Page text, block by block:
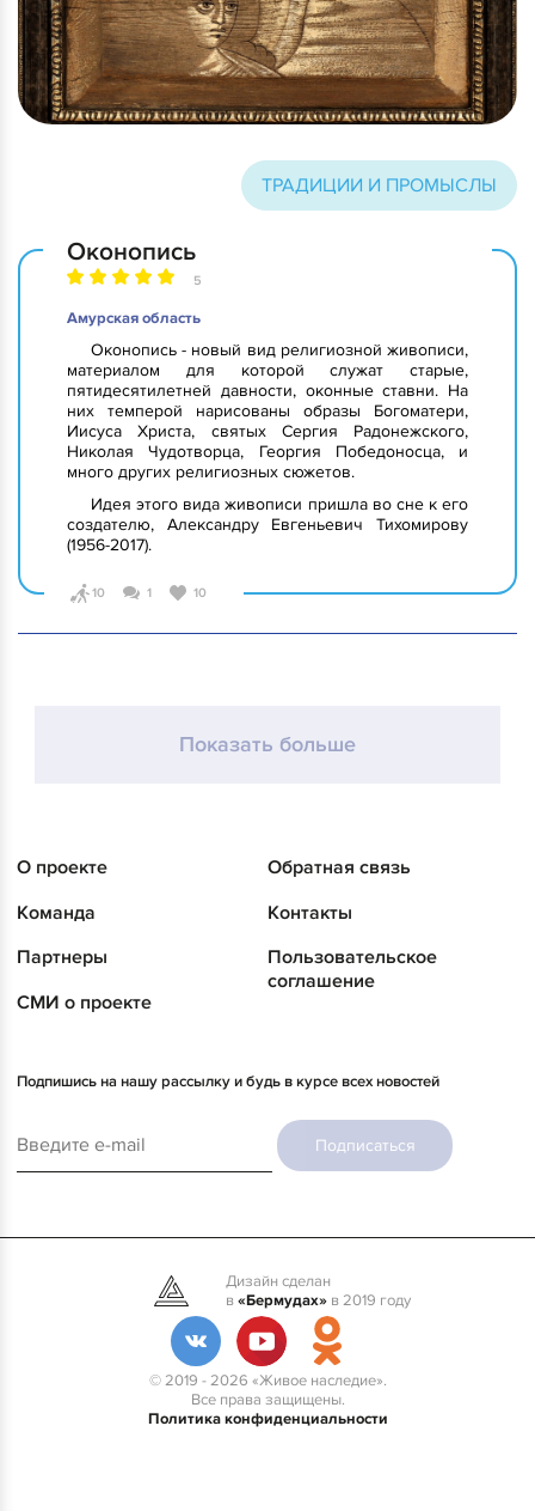
ТРАДИЦИИ И ПРОМЫСЛЫ
Оконопись
5
Амурская область
Оконопись - новый вид религиозной живописи,
материалом для которой служат старые,
пятидесятилетней давности, оконные ставни. На
них темперой нарисованы образы Богоматери,
Иисуса Христа, святых Сергия Радонежского,
Николая Чудотворца, Георгия Победоносца, и
много других религиозных сюжетов.
Идея этого вида живописи пришла во сне к его
создателю, Александру Евгеньевич Тихомирову
(1956-2017).
10 1 10
Показать больше
О проекте
Команда
Партнеры
СМИ о проекте
Обратная связь
Контакты
Пользовательское
соглашение
Подпишись на нашу рассылку и будь в курсе всех новостей
Подписаться
© 2019 - 2026 «Живое наследие».
Все права защищены.
Политика конфиденциальности
Дизайн сделан
в«Бермудах»в 2019 году